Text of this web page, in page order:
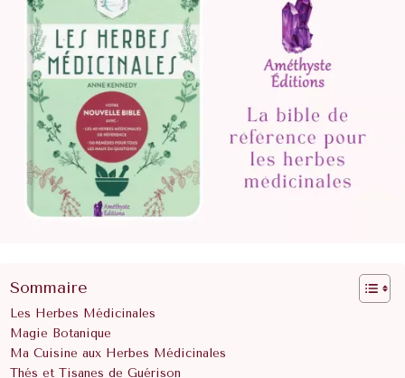
Sommaire
Les Herbes Médicinales
Magie Botanique
Ma Cuisine aux Herbes Médicinales
Thés et Tisanes de Guérison